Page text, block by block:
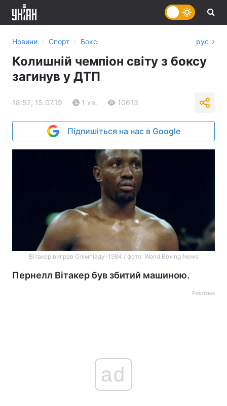
Новини › Спорт › Бокс рус
Колишній чемпіон світу з боксу
загинув у ДТП
18:52, 15.07.19 1 хв. 10613
Підпишіться на нас в Google
Вітакер виграв Олімпіаду-1984 / фото: World Boxing News
Пернелл Вітакер був збитий машиною.
Реклама
ad